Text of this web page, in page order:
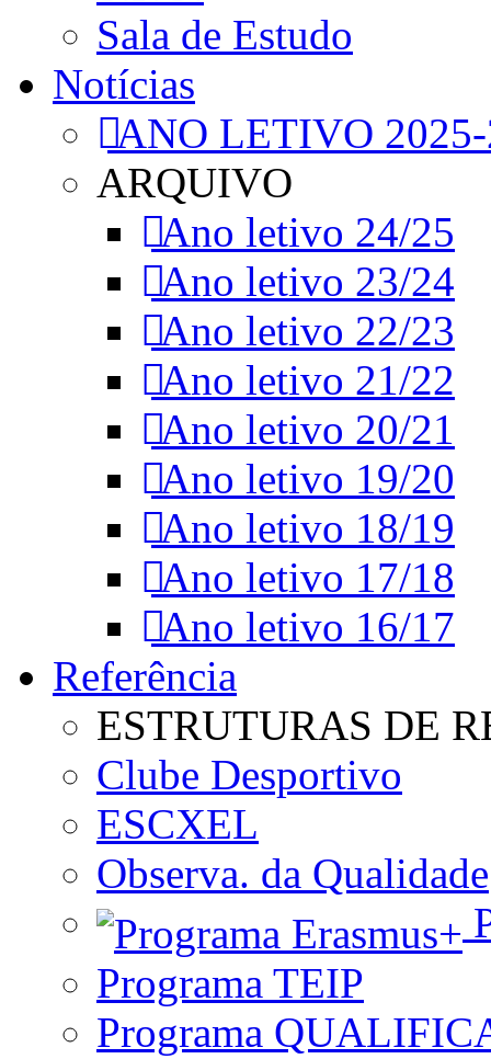
Sala de Estudo
Notícias
ANO LETIVO
ARQUIVO
Ano letivo 24/25
Ano letivo 23/24
Ano letivo 22/23
Ano letivo 21/22
Ano letivo 20/21
Ano letivo 19/20
Ano letivo 18/19
Ano letivo 17/18
Ano letivo 16/17
Referência
ESTRUTURAS DE
Clube Desportivo
ESCXEL
Observa. da Qualidade
Programa TEIP
Programa